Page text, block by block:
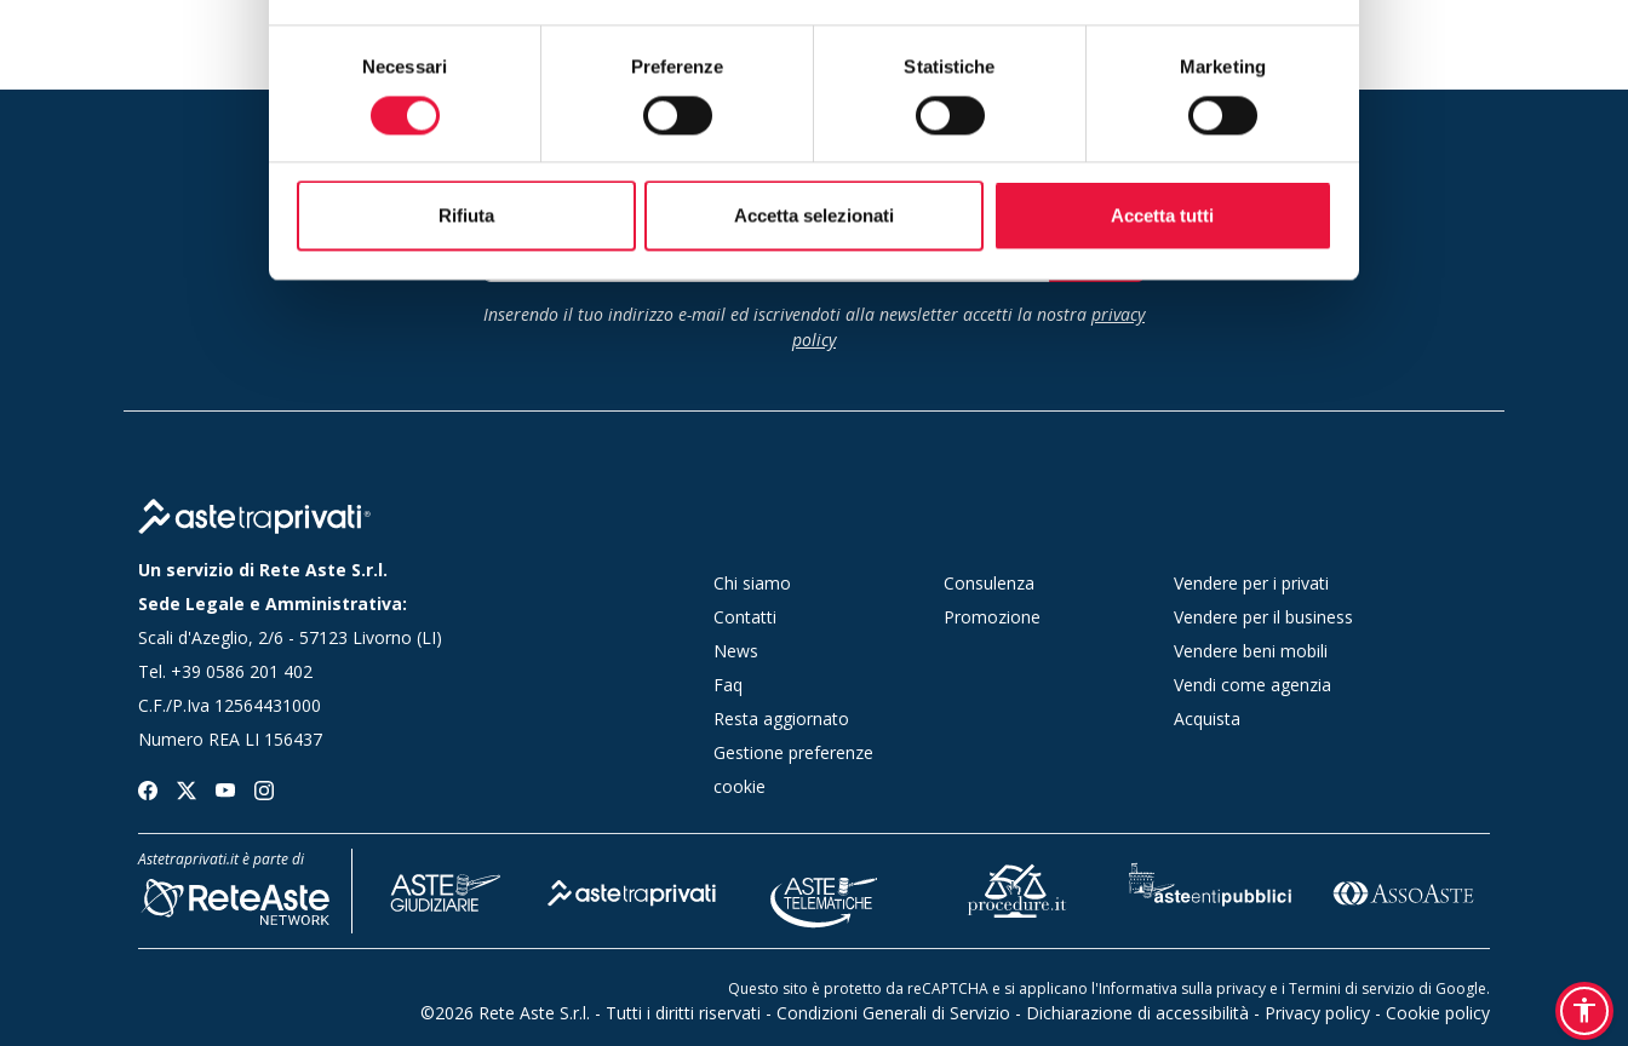
consenso
Necessari Preferenze Statistiche Marketing
Rifiuta Accetta selezionati Accetta tutti
Rimani aggiornato sulle nuove vendite! Iscriviti alla newsletter
Inserendo il tuo indirizzo e-mail ed iscrivendoti alla newsletter accetti la nostra privacy
policy
Un servizio di Rete Aste S.r.l.
Sede Legale e Amministrativa:
Scali d'Azeglio, 2/6 - 57123 Livorno (LI)
Tel. +39 0586 201 402
C.F./P.Iva 12564431000
Numero REA LI 156437
Chi siamo
Contatti
News
Faq
Resta aggiornato
Gestione preferenze
cookie
Consulenza
Promozione
Vendere per i privati
Vendere per il business
Vendere beni mobili
Vendi come agenzia
Acquista
Astetraprivati.it è parte di
Questo sito è protetto da reCAPTCHA e si applicano l'Informativa sulla privacy e i Termini di servizio di Google.
©2026 Rete Aste S.r.l. - Tutti i diritti riservati - Condizioni Generali di Servizio - Dichiarazione di accessibilità - Privacy policy - Cookie policy accessibility